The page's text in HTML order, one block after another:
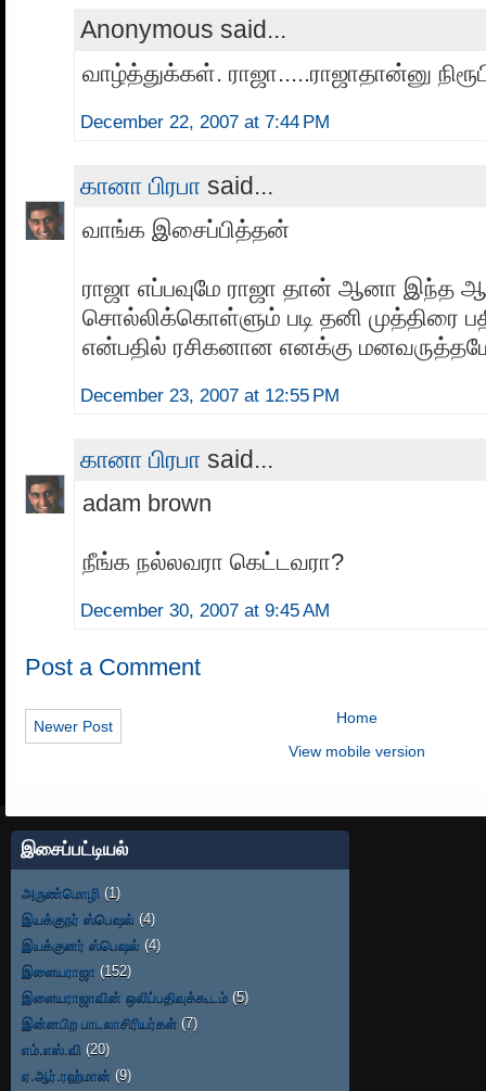
Anonymous said...
வாழ்த்துக்கள். ராஜா.....ராஜாதான்னு
December 22, 2007 at 7:44 PM
கானா பிரபா said...
வாங்க இசைப்பித்தன்
ராஜா எப்பவுமே ராஜா தான் ஆனா இந்த
சொல்லிக்கொள்ளும் படி தனி முத்திரை
என்பதில் ரசிகனான எனக்கு
December 23, 2007 at 12:55 PM
கானா பிரபா said...
adam brown
நீங்க நல்லவரா கெட்டவரா?
December 30, 2007 at 9:45 AM
Post a Comment
Newer Post
Home
View mobile version
இசைப்பட்டியல்
அருண்மொழி (1)
இயக்குநர் ஸ்பெஷல் (4)
இயக்குனர் ஸ்பெஷல் (4)
இளையராஜா (152)
இளையராஜாவின் ஒலிப்பதிவுக்கூடம் (5)
இன்னபிற பாடலாசிரியர்கள் (7)
எம்.எஸ்.வி (20)
ஏ.ஆர்.ரஹ்மான் (9)